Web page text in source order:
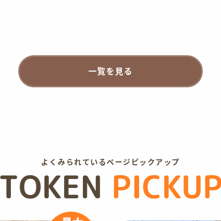
一覧を見る
よくみられているページピックアップ